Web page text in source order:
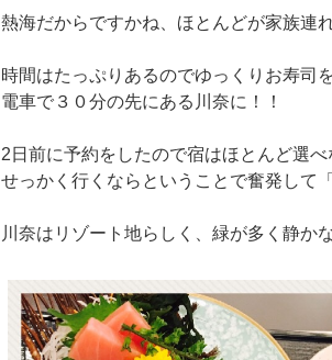
熱海だからですかね、ほとんどが家族連れ
時間はたっぷりあるのでゆっくりお寿司
電車で３０分の先にある川奈に！！
2日前に予約をしたので宿はほとんど選
せっかく行くならということで奮発して
川奈はリゾート地らしく、緑が多く静か